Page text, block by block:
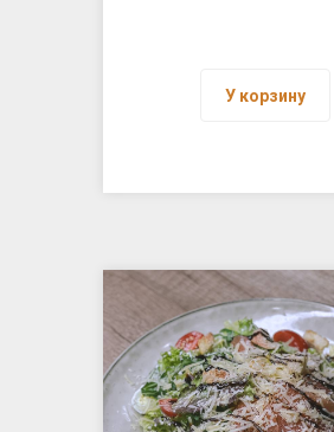
У корзину